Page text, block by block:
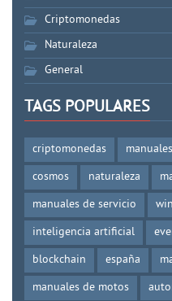
Criptomonedas
Naturaleza
General
TAGS POPULARES
criptomonedas
cosmos
naturaleza
manuales de servicio
inteligencia artificial
blockchain
españa
manuales de motos